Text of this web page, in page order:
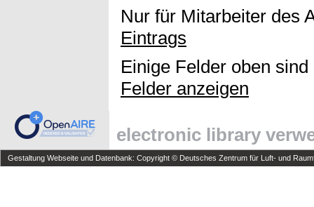
Nur für Mitarbeiter des
Eintrags
Einige Felder oben
Felder anzeigen
electronic library
Gestaltung Webseite und Datenbank: Copyright © Deutsches Zentrum für Luft- und